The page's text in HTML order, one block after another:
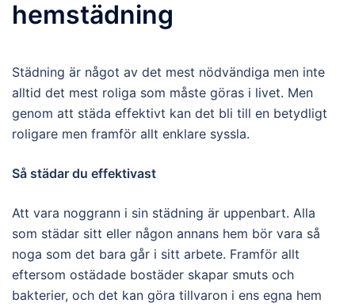
hemstädning
Städning är något av det mest nödvändiga men inte
alltid det mest roliga som måste göras i livet. Men
genom att städa effektivt kan det bli till en betydligt
roligare men framför allt enklare syssla.
Så städar du effektivast
Att vara noggrann i sin städning är uppenbart. Alla
som städar sitt eller någon annans hem bör vara så
noga som det bara går i sitt arbete. Framför allt
eftersom ostädade bostäder skapar smuts och
bakterier, och det kan göra tillvaron i ens egna hem